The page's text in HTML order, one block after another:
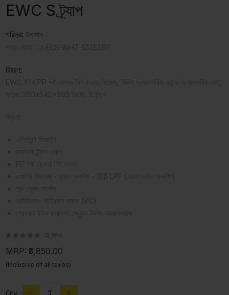
EWC S ট্র্যাপ
পরিসর: উপাদান
বিবরণ:
0 রিভিউ
MRP: ₹3,850.00
(Inclusive of all taxes)
Qty